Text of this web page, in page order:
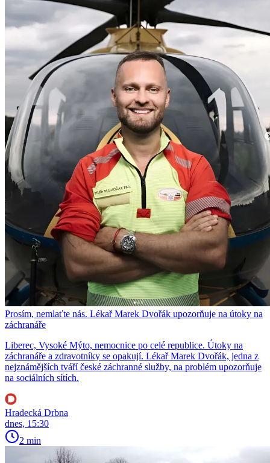
Prosím, nemlaťte nás. Lékař Marek Dvořák upozorňuje na útoky na
záchranáře
Liberec, Vysoké Mýto, nemocnice po celé republice. Útoky na
záchranáře a zdravotníky se opakují. Lékař Marek Dvořák, jedna z
nejznámějších tváří české záchranné služby, na problém upozorňuje
na sociálních sítích.
Hradecká Drbna
dnes, 15:30
2 min